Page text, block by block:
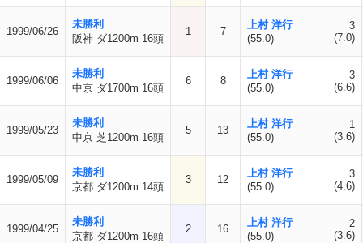
1999/06/26
未勝利
阪神 ダ1200m 16頭
1 7
上村 洋行
(55.0)
3
(7.0)
1999/06/06
未勝利
中京 ダ1700m 16頭
6 8
上村 洋行
(55.0)
3
(6.6)
1999/05/23
未勝利
中京 芝1200m 16頭
5 13
上村 洋行
(55.0)
1
(3.6)
1999/05/09
未勝利
京都 ダ1200m 14頭
3 12
上村 洋行
(55.0)
3
(4.6)
1999/04/25
未勝利
京都 ダ1200m 16頭
2 16
上村 洋行
(55.0)
2
(3.6)